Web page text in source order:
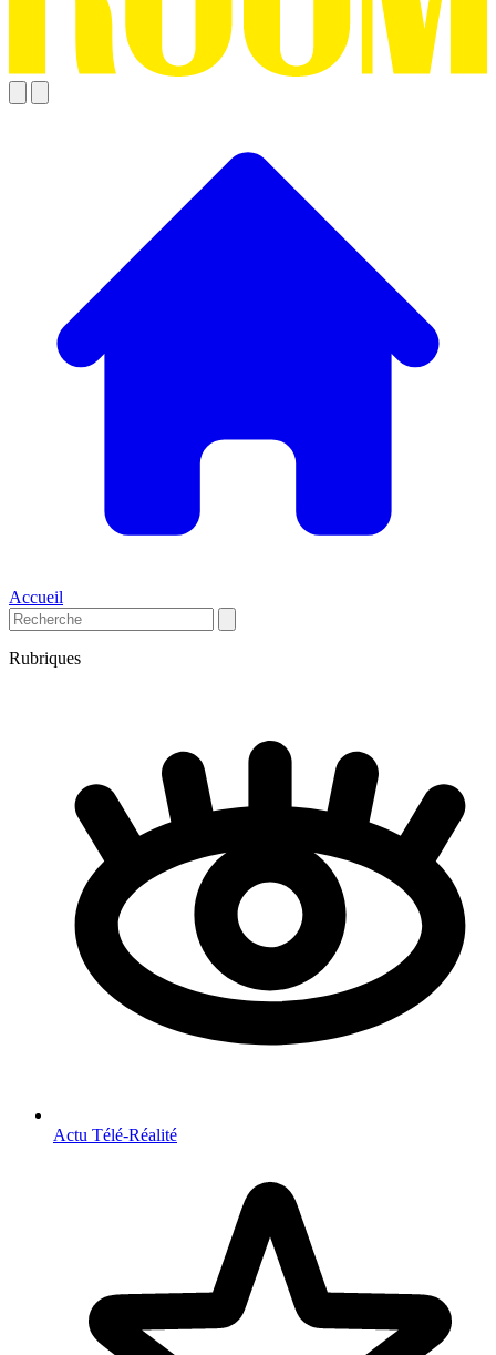
Accueil
Rubriques
Actu Télé-Réalité